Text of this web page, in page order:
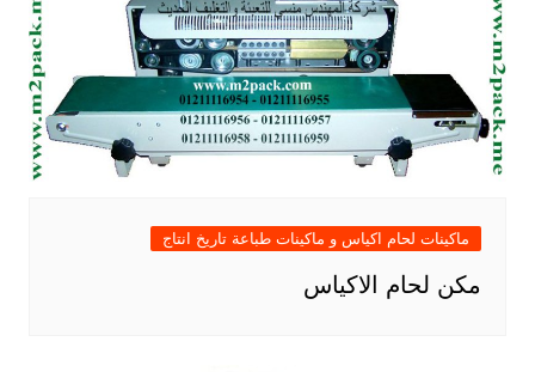
ماكينات لحام اكياس و ماكينات طباعة تاريخ انتاج
مكن لحام الاكياس